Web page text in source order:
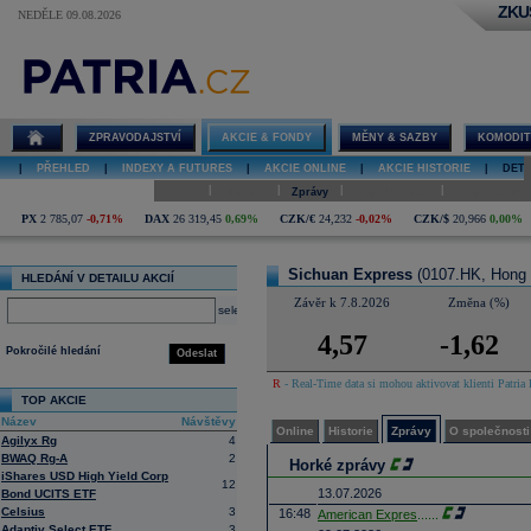
NEDĚLE 09.08.2026
Sichuan
Express online
ZPRAVODAJSTVÍ AKCIE & FONDY MĚNY & SAZBY
PŘEHLED INDEXY A FUTURES AKCIE ONLINE AKCIE HISTORIE
Zprávy
PX 2 785,07 -0,71% DAX 26 319,45 0,69% CZK/€ 24,232 -0,02% CZK/$ 20,966 0,00%
HLEDÁNÍ V DETAILU AKCIÍ
select
Odeslat
Pokročilé hledání
TOP AKCIE
Název
Návštěvy
Agilyx Rg
4
BWAQ Rg-A
2
iShares USD High Yield Corp
Bond UCITS ETF
12
Celsius
3
Sichuan Express (0107.HK, Hong
Závěr k 7.8.2026 Změna (%)
4,57 -1,62
R - Real-Time data si mohou aktivovat klienti
Online Historie Zprávy O společnosti
Horké zprávy
13.07.2026
16:48 American Expres